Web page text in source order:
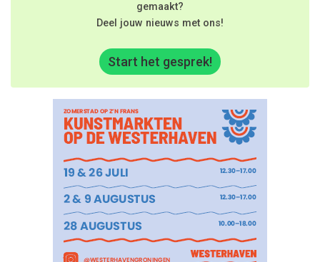
gemaakt?
Deel jouw nieuws met ons!
Start het gesprek!